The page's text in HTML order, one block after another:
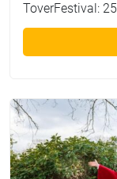
ToverFestival: